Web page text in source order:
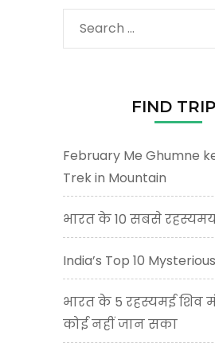
Search
for:
FIND
February Me Ghumne
Trek in Mountain
भारत के 10 सबसे
India’s Top 10
भारत के 5 रहस्यमई शिव
कोई नहीं जान सका